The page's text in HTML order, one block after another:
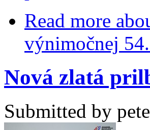
Read more
výnimočnej
Nová zlatá
Submitted by